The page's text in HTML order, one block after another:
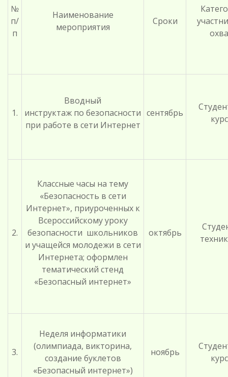
№
п/
п
Наименование
мероприятия
Сроки
1.
Вводный
инструктаж по безопасности
при работе в сети Интернет
сентябрь
2.
Классные часы на тему
«Безопасность в сети
Интернет», приуроченных к
Всероссийскому уроку
безопасности школьников
и учащейся молодежи в сети
Интернета; оформлен
тематический стенд
«Безопасный интернет»
октябрь
3.
Неделя информатики
(олимпиада, викторина,
создание буклетов
«Безопасный интернет»)
ноябрь